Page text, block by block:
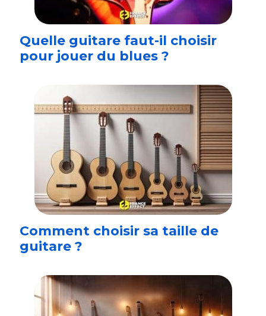
Quelle guitare faut-il choisir
pour jouer du blues ?
Comment choisir sa taille de
guitare ?